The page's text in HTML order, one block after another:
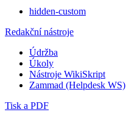
hidden-custom
Redakční nástroje
Údržba
Úkoly
Nástroje WikiSkript
Zammad (Helpdesk WS)
Tisk a PDF